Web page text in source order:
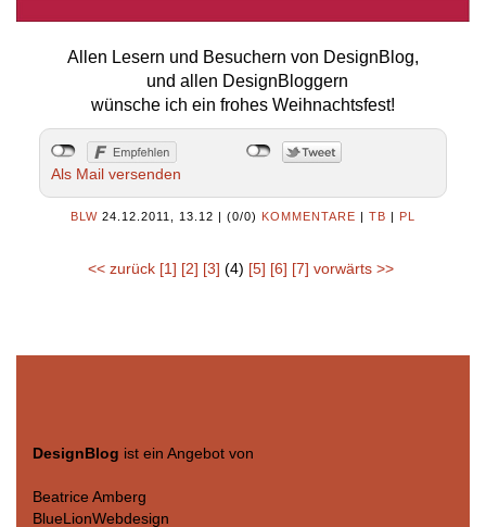
Allen Lesern und Besuchern von DesignBlog,
und allen DesignBloggern
wünsche ich ein frohes Weihnachtsfest!
Als Mail versenden
BLW 24.12.2011, 13.12 | (0/0) KOMMENTARE | TB | PL
<< zurück [1] [2] [3] (4) [5] [6] [7] vorwärts >>
DesignBlog ist ein Angebot von
Beatrice Amberg
BlueLionWebdesign